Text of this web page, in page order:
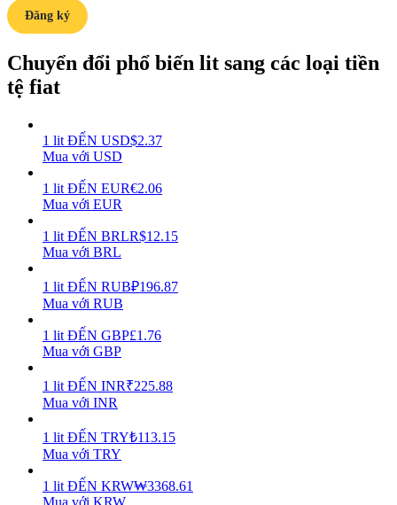
Power Piggy
Làm cho tài sản của bạn tăng giá trị đều đặn
Đăng ký
Chuyển đổi phổ biến lit sang các loại tiền
tệ fiat
1 lit ĐẾN USD$2.37
Mua với USD
1 lit ĐẾN EUR€2.06
Mua với EUR
1 lit ĐẾN BRLR$12.15
Mua với BRL
1 lit ĐẾN RUB₽196.87
Mua với RUB
1 lit ĐẾN GBP£1.76
Mua với GBP
1 lit ĐẾN INR₹225.88
Mua với INR
1 lit ĐẾN TRY₺113.15
Mua với TRY
1 lit ĐẾN KRW₩3368.61
Mua với KRW